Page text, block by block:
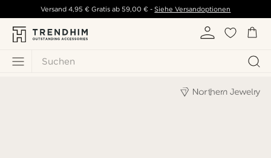
Suchen
Versand 4,95 € Gratis ab59,00 € - Siehe Versandoptionen